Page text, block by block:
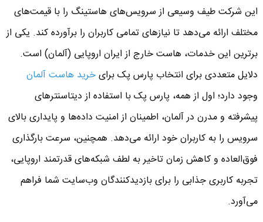
این شرکت طیف وسیعی از سرویس‌های هاستینگ را با قیمت‌های
مختلف ارائه می‌دهد تا نیازهای تمامی کاربران را برآورده کند. یکی از
برترین این خدمات، هاست خارج از ایران اروپایی (آلمان) است.
دلایل متعددی برای انتخاب پارس پک برایخرید هاست آلمان
وجود دارد؛ اول از همه، پارس پک با استفاده از دیتاسنترهای
پیشرفته و مدرن در آلمان، اطمینان از امنیت داده‌ها و پایداری بالای
سرویس را به کاربران خود ارائه می‌دهد. همچنین، سرعت بارگذاری
فوق‌العاده و کاهش زمان تاخیر به لطف شبکه‌های قدرتمند اروپایی،
تجربه کاربری جذابی را برای بازدیدکنندگان وب‌سایت شما فراهم
می‌آورد.